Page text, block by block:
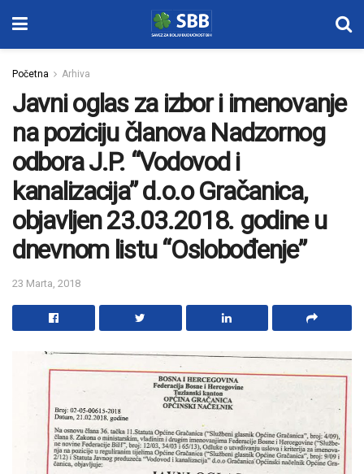
Početna Arhiva
Javni oglas za izbor i imenovanje
na poziciju članova Nadzornog
odbora J.P. “Vodovod i
kanalizacija” d.o.o Gračanica,
objavljen 23.03.2018. godine u
dnevnom listu “Oslobođenje”
23 Marta, 2018